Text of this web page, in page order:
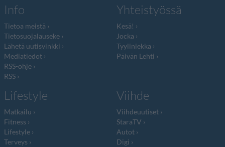
Info
Tietoa meistä
Tietosuojalauseke
Lähetä uutisvinkki
Mediatiedot
RSS-ohje
RSS
Yhteistyössä
Kesä!
Jocka
Tyyliniekka
Päivän Lehti
Lifestyle
Matkailu
Fitness
Lifestyle
Terveys
Viihde
Viihdeuutiset
StaraTV
Autot
Digi